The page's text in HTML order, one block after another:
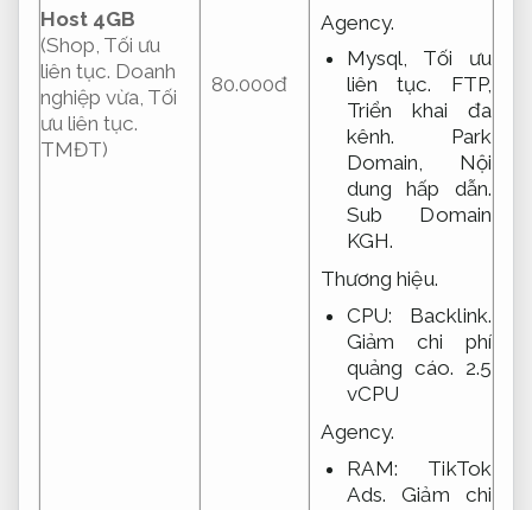
Host 4GB
(Shop, Tối ưu
liên tục. Doanh
nghiệp vừa, Tối
ưu liên tục.
TMĐT)
80.000đ
Agency.
Mysql, Tối ưu
liên tục. FTP,
Triển khai đa
kênh. Park
Domain, Nội
dung hấp dẫn.
Sub Domain
KGH.
Thương hiệu.
CPU: Backlink.
Giảm chi phí
quảng cáo. 2.5
vCPU
Agency.
RAM: TikTok
Ads.
Giảm chi